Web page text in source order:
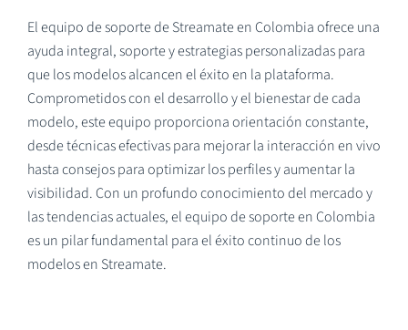
El equipo de soporte de Streamate en Colombia ofrece una
ayuda integral, soporte y estrategias personalizadas para
que los modelos alcancen el éxito en la plataforma.
Comprometidos con el desarrollo y el bienestar de cada
modelo, este equipo proporciona orientación constante,
desde técnicas efectivas para mejorar la interacción en vivo
hasta consejos para optimizar los perfiles y aumentar la
visibilidad. Con un profundo conocimiento del mercado y
las tendencias actuales, el equipo de soporte en Colombia
es un pilar fundamental para el éxito continuo de los
modelos en Streamate.